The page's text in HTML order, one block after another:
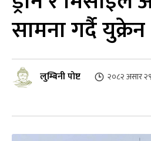
सामना गर्दै युक्रेन
लुम्बिनी पोष्ट २०८२ असार